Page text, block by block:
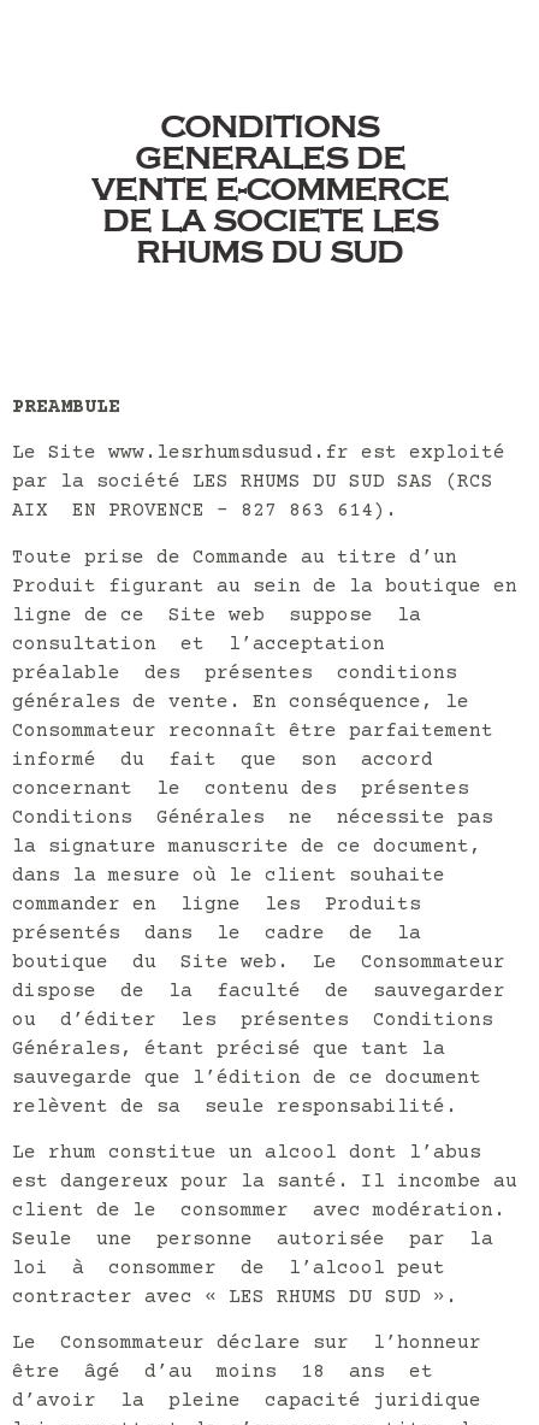
CONDITIONS
GENERALES DE
VENTE E-COMMERCE
DE LA SOCIETE LES
RHUMS DU SUD
PREAMBULE
Le Site www.lesrhumsdusud.fr est exploité
par la société LES RHUMS DU SUD SAS (RCS
AIX EN PROVENCE – 827 863 614).
Toute prise de Commande au titre d’un
Produit figurant au sein de la boutique en
ligne de ce Site web suppose la
consultation et l’acceptation
préalable des présentes conditions
générales de vente. En conséquence, le
Consommateur reconnaît être parfaitement
informé du fait que son accord
concernant le contenu des présentes
Conditions Générales ne nécessite pas
la signature manuscrite de ce document,
dans la mesure où le client souhaite
commander en ligne les Produits
présentés dans le cadre de la
boutique du Site web. Le Consommateur
dispose de la faculté de sauvegarder
ou d’éditer les présentes Conditions
Générales, étant précisé que tant la
sauvegarde que l’édition de ce document
relèvent de sa seule responsabilité.
Le rhum constitue un alcool dont l’abus
est dangereux pour la santé. Il incombe au
client de le consommer avec modération.
Seule une personne autorisée par la
loi à consommer de l’alcool peut
contracter avec « LES RHUMS DU SUD ».
Le Consommateur déclare sur l’honneur
être âgé d’au moins 18 ans et
d’avoir la pleine capacité juridique